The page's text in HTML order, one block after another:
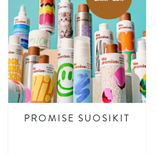
PROMISE SUOSIKIT